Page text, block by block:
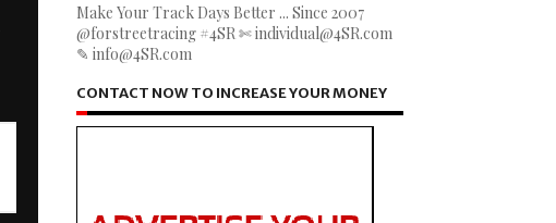
Make Your Track Days Better ... Since 2007
@forstreetracing #4SR ✄ individual@4SR.com
✎ info@4SR.com
CONTACT NOW TO INCREASE YOUR MONEY